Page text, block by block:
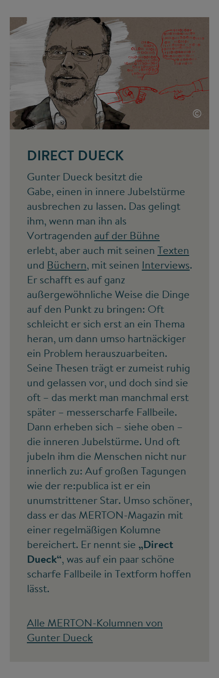
©
DIRECT DUECK
Gunter Dueck besitzt die
Gabe, einen in innere Jubelstürme
ausbrechen zu lassen. Das gelingt
ihm, wenn man ihn als
Vortragenden auf der Bühne
erlebt, aber auch mit seinen Texten
und Büchern, mit seinen Interviews.
Er schafft es auf ganz
außergewöhnliche Weise die Dinge
auf den Punkt zu bringen: Oft
schleicht er sich erst an ein Thema
heran, um dann umso hartnäckiger
ein Problem herauszuarbeiten.
Seine Thesen trägt er zumeist ruhig
und gelassen vor, und doch sind sie
oft – das merkt man manchmal erst
später – messerscharfe Fallbeile.
Dann erheben sich – siehe oben –
die inneren Jubelstürme. Und oft
jubeln ihm die Menschen nicht nur
innerlich zu: Auf großen Tagungen
wie der re:publica ist er ein
unumstrittener Star. Umso schöner,
dass er das MERTON-Magazin mit
einer regelmäßigen Kolumne
bereichert. Er nennt sie „Direct
Dueck“, was auf ein paar schöne
scharfe Fallbeile in Textform hoffen
lässt.
Alle MERTON-Kolumnen von
Gunter Dueck